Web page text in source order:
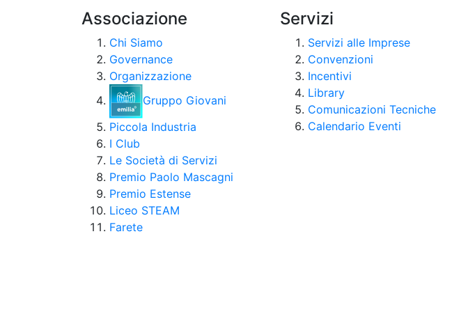
Associazione
Chi Siamo
Governance
Organizzazione
Gruppo Giovani
Piccola Industria
I Club
Le Società di Servizi
Premio Paolo Mascagni
Premio Estense
Liceo STEAM
Farete
Servizi
Servizi alle Imprese
Convenzioni
Incentivi
Library
Comunicazioni Tecniche
Calendario Eventi